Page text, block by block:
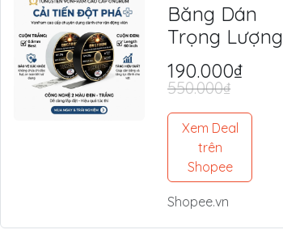
Băng Dán
Trọng Lượng
Tungsten
(Vonfram)
An Toàn, Tối
Ưu Lực Đánh,
Điểm Ngọt
190.000₫
550.000₫
Xem Deal
trên
Shopee
Shopee.vn